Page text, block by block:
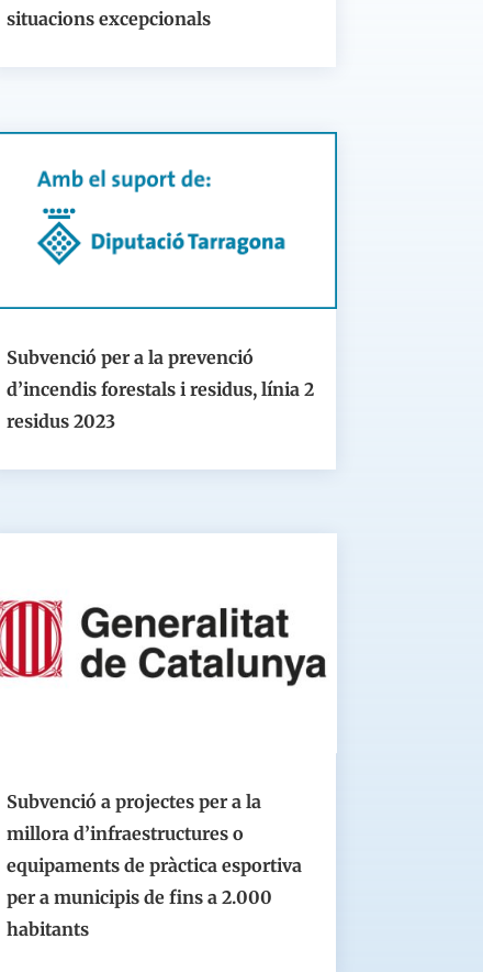
situacions excepcionals
Subvenció per a la prevenció
d’incendis forestals i residus, línia 2
residus 2023
Subvenció a projectes per a la
millora d’infraestructures o
equipaments de pràctica esportiva
per a municipis de fins a 2.000
habitants